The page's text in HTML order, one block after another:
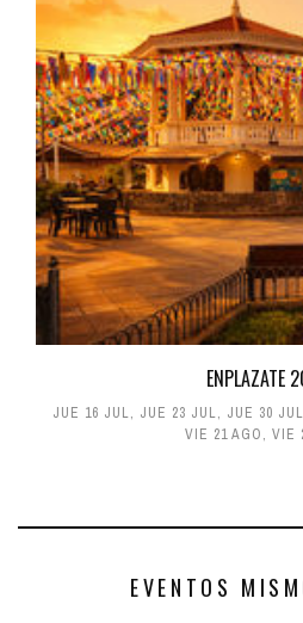
ENPLAZATE
JUE 16 JUL, JUE 23 JUL, JUE 30 JUL
VIE 21 AGO, VIE
EVENTOS